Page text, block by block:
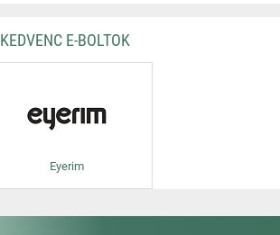
KEDVENC E-BOLTOK
Eyerim